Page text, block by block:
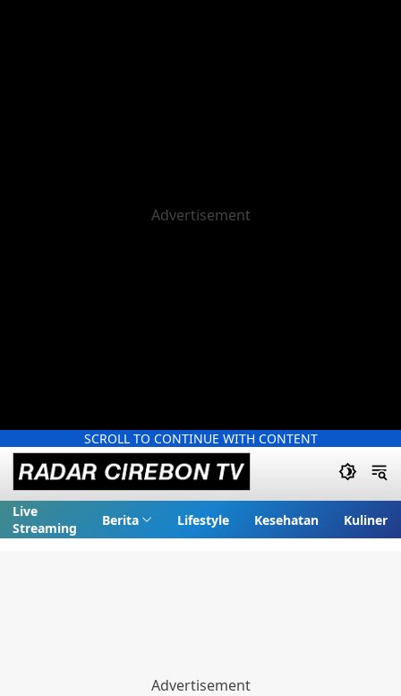
SCROLL TO CONTINUE WITH CONTENT
Live
Streaming
Berita Lifestyle Kesehatan Kuliner